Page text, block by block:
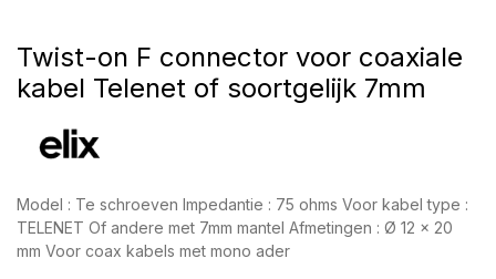
Twist-on F connector voor coaxiale
kabel Telenet of soortgelijk 7mm
Model : Te schroeven Impedantie : 75 ohms Voor kabel type :
TELENET Of andere met 7mm mantel Afmetingen : Ø 12 x 20
mm Voor coax kabels met mono ader